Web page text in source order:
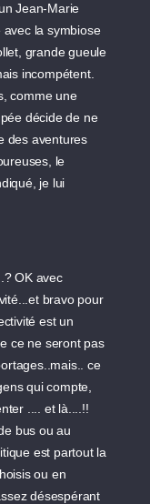
Jean-Marie
avec la symbiose
grande gueule
incompétent.
comme une
décide de ne
des aventures
le
je lui
OK avec
bravo pour
est un
ce ne seront pas
ce
qui compte,
.... et là....!!
bus ou au
est partout la
ou en
désespérant